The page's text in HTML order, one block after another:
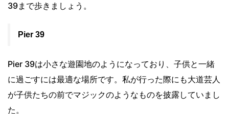
39まで歩きましょう。
Pier 39
Pier 39は小さな遊園地のようになっており、子供と一緒
に過ごすには最適な場所です。私が行った際にも大道芸人
が子供たちの前でマジックのようなものを披露していまし
た。